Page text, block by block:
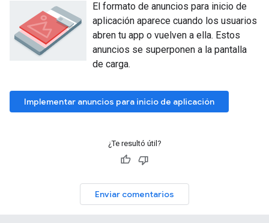
El formato de anuncios para inicio de
aplicación aparece cuando los usuarios
abren tu app o vuelven a ella. Estos
anuncios se superponen a la pantalla
de carga.
Implementar anuncios para inicio de aplicación
¿Te resultó útil?
Enviar comentarios